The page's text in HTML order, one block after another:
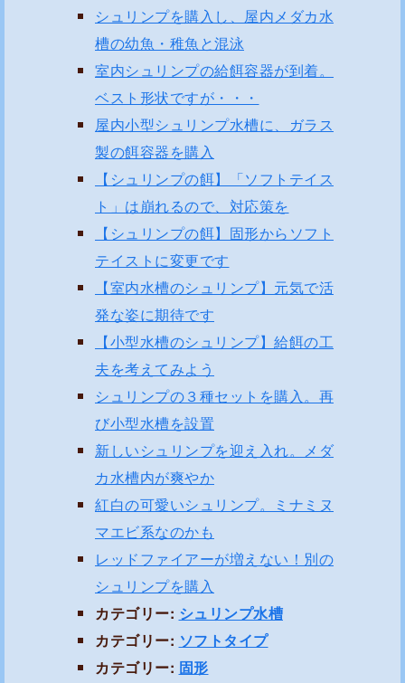
シュリンプを購入し、屋内メダカ水
槽の幼魚・稚魚と混泳
室内シュリンプの給餌容器が到着。
ベスト形状ですが・・・
屋内小型シュリンプ水槽に、ガラス
製の餌容器を購入
【シュリンプの餌】「ソフトテイス
ト」は崩れるので、対応策を
【シュリンプの餌】固形からソフト
テイストに変更です
【室内水槽のシュリンプ】元気で活
発な姿に期待です
【小型水槽のシュリンプ】給餌の工
夫を考えてみよう
シュリンプの３種セットを購入。再
び小型水槽を設置
新しいシュリンプを迎え入れ。メダ
カ水槽内が爽やか
紅白の可愛いシュリンプ。ミナミヌ
マエビ系なのかも
レッドファイアーが増えない！別の
シュリンプを購入
カテゴリー: シュリンプ水槽
カテゴリー: ソフトタイプ
カテゴリー: 固形